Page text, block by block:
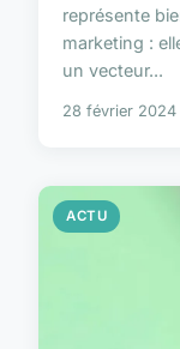
représente
marketing :
un vecteur...
28 février 2024
ACTU